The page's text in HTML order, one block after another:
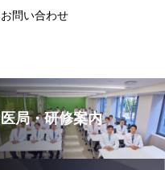
お問い合わせ
医局・研修案内